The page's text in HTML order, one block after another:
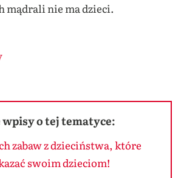
mądrali nie ma dzieci.
wpisy o tej tematyce:
zabaw z dzieciństwa, które
swoim dzieciom!